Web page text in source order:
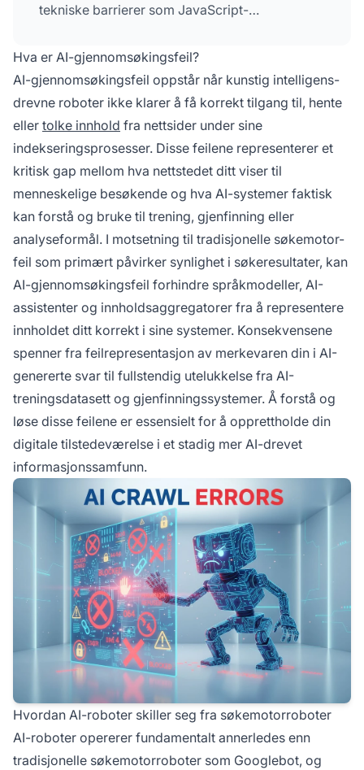
tekniske barrierer som JavaScript-
robots.txt-begrensninger eller
serverkonfigurasjonsproblemer. I motsetning til
tradisjonelle søkemotor-feil, kan AI-
gjennomsøkingsfeil forhindre språkmodeller
og AI-assistenter fra å representere innholdet
ditt korrekt i sine systemer.
Hva er AI-gjennomsøkingsfeil?
AI-gjennomsøkingsfeil oppstår når kunstig intelligens-
drevne roboter ikke klarer å få korrekt tilgang til, hente
eller tolke innhold fra nettsider under sine
indekseringsprosesser. Disse feilene representerer et
kritisk gap mellom hva nettstedet ditt viser til
menneskelige besøkende og hva AI-systemer faktisk
kan forstå og bruke til trening, gjenfinning eller
analyseformål. I motsetning til tradisjonelle søkemotor-
feil som primært påvirker synlighet i søkeresultater, kan
AI-gjennomsøkingsfeil forhindre språkmodeller, AI-
assistenter og innholdsaggregatorer fra å representere
innholdet ditt korrekt i sine systemer. Konsekvensene
spenner fra feilrepresentasjon av merkevaren din i AI-
genererte svar til fullstendig utelukkelse fra AI-
treningsdatasett og gjenfinningssystemer. Å forstå og
løse disse feilene er essensielt for å opprettholde din
digitale tilstedeværelse i et stadig mer AI-drevet
informasjonssamfunn.
Hvordan AI-roboter skiller seg fra søkemotorroboter
AI-roboter opererer fundamentalt annerledes enn
tradisjonelle søkemotorroboter som Googlebot, og